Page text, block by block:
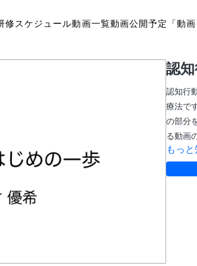
修スケジュール動画一覧動画公開予定 「動
認
認知行
療法で
の部分
る動画
もっと